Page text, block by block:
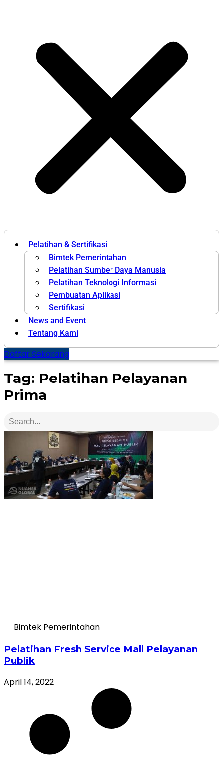
Pelatihan & Sertifikasi
Bimtek Pemerintahan
Pelatihan Sumber Daya Manusia
Pelatihan Teknologi Informasi
Pembuatan Aplikasi
Sertifikasi
News and Event
Tentang Kami
Daftar Sekarang
Tag: Pelatihan Pelayanan
Prima
Bimtek Pemerintahan
Pelatihan Fresh Service Mall Pelayanan
Publik
April 14, 2022